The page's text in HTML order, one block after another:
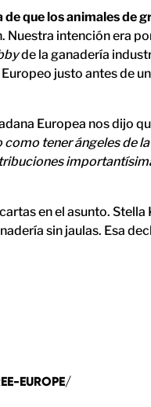
que los animales de
Nuestra intención era
de la ganadería
justo antes de
Europea nos dijo
tener ángeles de
en el asunto.
sin jaulas. Esa
EUROPE/